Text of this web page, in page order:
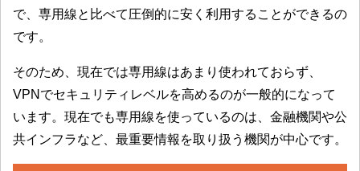
で、専用線と比べて圧倒的に安く利用することができるの
です。
そのため、現在では専用線はあまり使われておらず、
VPNでセキュリティレベルを高めるのが一般的になって
います。現在でも専用線を使っているのは、金融機関や公
共インフラなど、最重要情報を取り扱う機関が中心です。